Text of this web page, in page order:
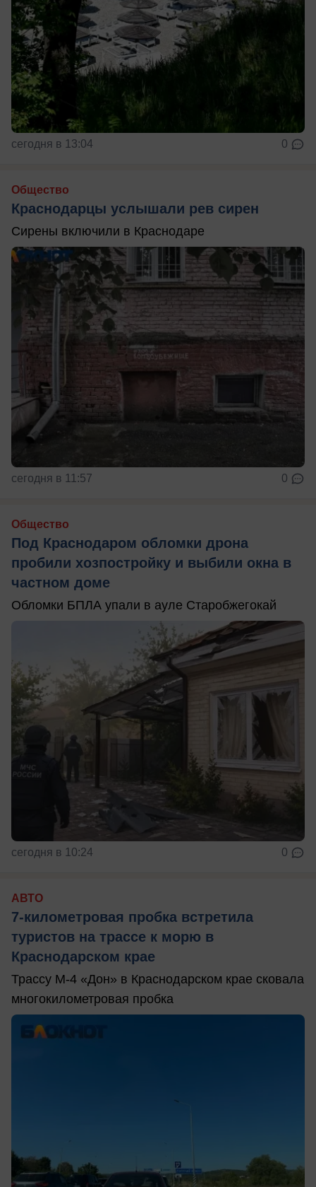
сегодня в 13:04 0
Общество
Краснодарцы услышали рев сирен
Сирены включили в Краснодаре
сегодня в 11:57 0
Общество
Под Краснодаром обломки дрона
пробили хозпостройку и выбили окна в
частном доме
Обломки БПЛА упали в ауле Старобжегокай
сегодня в 10:24 0
АВТО
7-километровая пробка встретила
туристов на трассе к морю в
Краснодарском крае
Трассу М-4 «Дон» в Краснодарском крае сковала
многокилометровая пробка